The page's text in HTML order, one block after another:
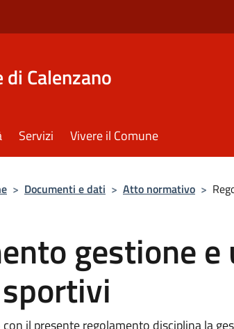
di Calenzano
Servizi Vivere il Comune
> Documenti e dati > Atto normativo >
gestione e
il presente regolamento disciplina la